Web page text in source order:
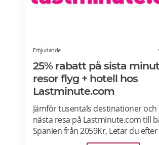
Erbjudande
25% rabatt på sista
resor flyg + hotell hos
Lastminute.com
Jämför tusentals destinationer
nästa resa på Lastminute.com till
Spanien från 2059Kr, Letar du
hav? Boka flyg + hotell på